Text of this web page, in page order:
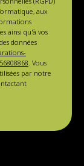
aux
ainsi qu'à vos
données
. Vous
par notre